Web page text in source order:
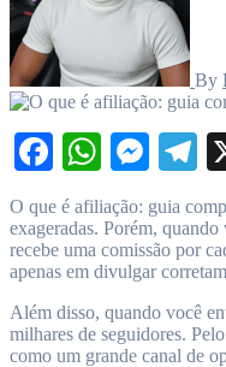
By
Facebook
O que é afiliação: guia completo para perfeitamente a sua dúvida, porque eu, Rafael Morais, também já estive exatamente no seu lugar. No início, tudo parece confuso, cheio de termos técnicos e promessas
exageradas. Porém,
recebe uma comissão por
apenas em divulgar
Além disso, quando você
milhares de seguidores.
como um grande canal de